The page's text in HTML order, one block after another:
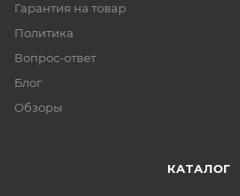
Гарантия на товар
Политика
Вопрос-ответ
Блог
Обзоры
КАТАЛОГ